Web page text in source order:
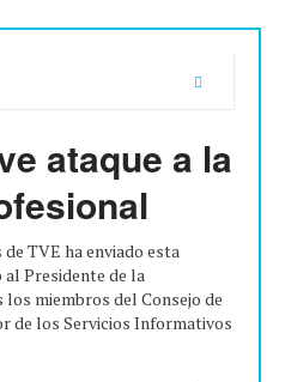
ataque a la
TVE ha enviado esta
al Presidente de la
miembros del Consejo de
de los Servicios Informativos